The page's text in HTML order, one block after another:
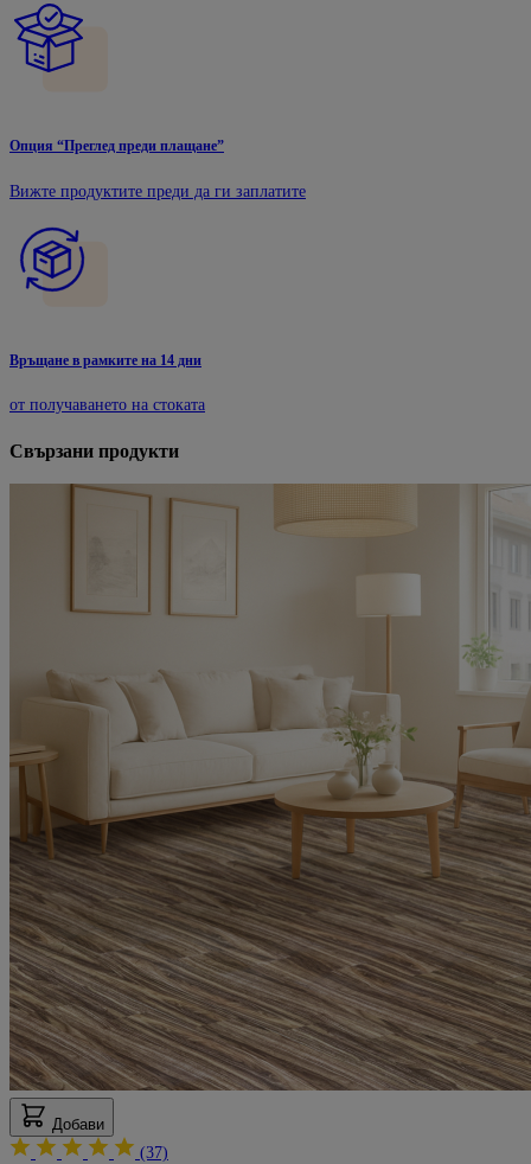
Опция “Преглед преди плащане”
Вижте продуктите преди да ги заплатите
Връщане в рамките на 14 дни
от получаването на стоката
Свързани продукти
Добави
(37)